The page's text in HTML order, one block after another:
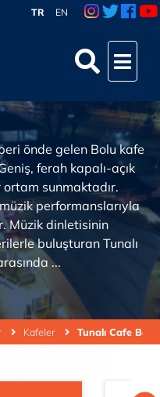
TR EN
Kafeler Tunalı Cafe Bolu
önde gelen Bolu kafe
ferah kapalı-açık
sunmaktadır.
performanslarıyla
Müzik dinletisinin
buluşturan Tunalı
...